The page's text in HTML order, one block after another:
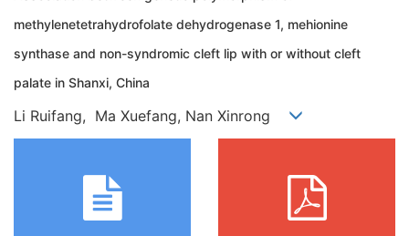
methylenetetrahydrofolate dehydrogenase 1, mehionine
synthase and non-syndromic cleft lip with or without cleft
palate in Shanxi, China
Li Ruifang, Ma Xuefang, Nan Xinrong